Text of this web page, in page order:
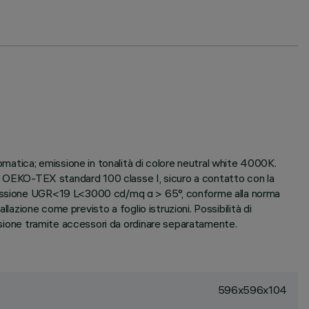
emissione in tonalità di colore neutral white 4000K.
TEX standard 100 classe I, sicuro a contatto con la
UGR<19 L<3000 cd/mq α > 65°, conforme alla norma
come previsto a foglio istruzioni. Possibilità di
tramite accessori da ordinare separatamente.
596x596x104